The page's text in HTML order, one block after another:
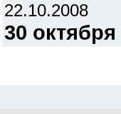
22.10.2008
30